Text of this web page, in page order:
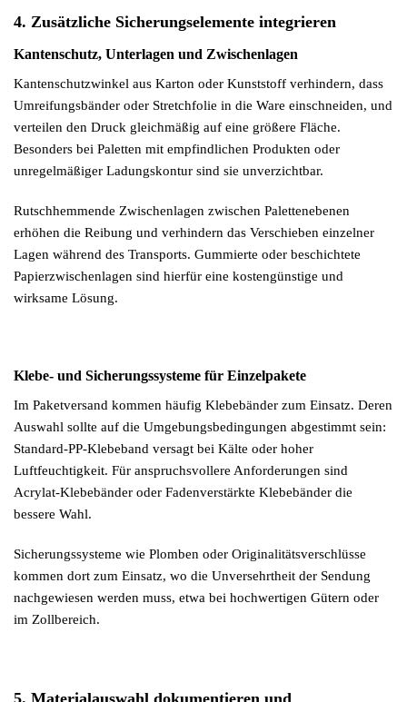
4. Zusätzliche Sicherungselemente integrieren
Kantenschutz, Unterlagen und Zwischenlagen
Kantenschutzwinkel aus Karton oder Kunststoff verhindern, dass
Umreifungsbänder oder Stretchfolie in die Ware einschneiden, und
verteilen den Druck gleichmäßig auf eine größere Fläche.
Besonders bei Paletten mit empfindlichen Produkten oder
unregelmäßiger Ladungskontur sind sie unverzichtbar.
Rutschhemmende Zwischenlagen zwischen Palettenebenen
erhöhen die Reibung und verhindern das Verschieben einzelner
Lagen während des Transports. Gummierte oder beschichtete
Papierzwischenlagen sind hierfür eine kostengünstige und
wirksame Lösung.
Klebe- und Sicherungssysteme für Einzelpakete
Im Paketversand kommen häufig Klebebänder zum Einsatz. Deren
Auswahl sollte auf die Umgebungsbedingungen abgestimmt sein:
Standard-PP-Klebeband versagt bei Kälte oder hoher
Luftfeuchtigkeit. Für anspruchsvollere Anforderungen sind
Acrylat-Klebebänder oder Fadenverstärkte Klebebänder die
bessere Wahl.
Sicherungssysteme wie Plomben oder Originalitätsverschlüsse
kommen dort zum Einsatz, wo die Unversehrtheit der Sendung
nachgewiesen werden muss, etwa bei hochwertigen Gütern oder
im Zollbereich.
5. Materialauswahl dokumentieren und